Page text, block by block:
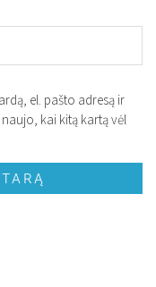
el. pašto adresą ir
kai kitą kartą vėl